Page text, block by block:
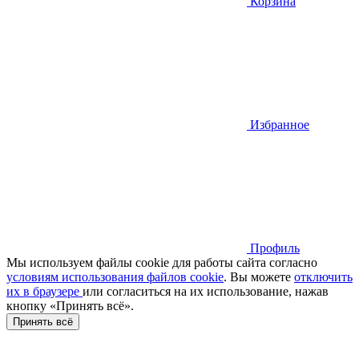
Избранное
Профиль
Мы используем файлы cookie для работы сайта согласно
условиям использования файлов cookie. Вы можете отключить
их в браузере или cогласиться на их использование, нажав
кнопку «Принять всё».
Принять всё